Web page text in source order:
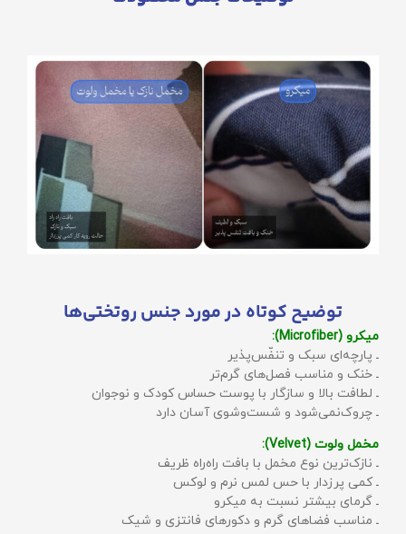
توضیح کوتاه در مورد جنس روتختی‌ها
میکرو (Microfiber):
ـ پارچه‌ای سبک و تنفّس‌پذیر
ـ خنک و مناسب فصل‌های گرم‌تر
ـ لطافت بالا و سازگار با پوست حساس کودک و نوجوان
ـ چروک‌نمی‌شود و شست‌وشوی آسان دارد
مخمل ولوت (Velvet):
ـ نازک‌ترین نوع مخمل با بافت راه‌راه ظریف
ـ کمی پرزدار با حس لمس نرم و لوکس
ـ گرمای بیشتر نسبت به میکرو
ـ مناسب فضاهای گرم و دکورهای فانتزی و شیک